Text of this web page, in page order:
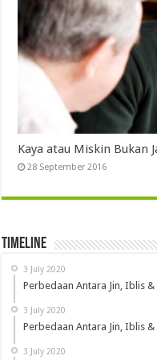
Kaya atau Miskin Bukan
28 September 2016
Timeline
3 July 2020
Perbedaan Antara Jin, Iblis &
3 July 2020
Perbedaan Antara Jin, Iblis
3 July 2020